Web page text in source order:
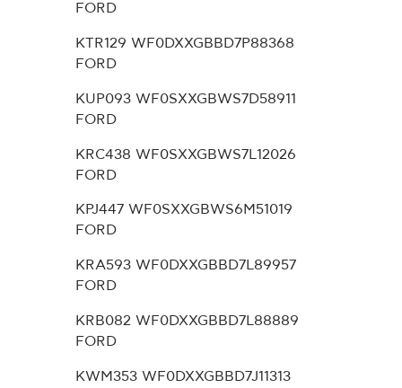
FORD
KTR129 WF0DXXGBBD7P88368
FORD
KUP093 WF0SXXGBWS7D58911
FORD
KRC438 WF0SXXGBWS7L12026
FORD
KPJ447 WF0SXXGBWS6M51019
FORD
KRA593 WF0DXXGBBD7L89957
FORD
KRB082 WF0DXXGBBD7L88889
FORD
KWM353 WF0DXXGBBD7J11313